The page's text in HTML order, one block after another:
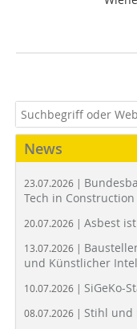
News
23.07.2026 |
Tech in
20.07.2026 | Asbest
13.07.2026 |
und Künstlicher
10.07.2026 | SiGeKo-
08.07.2026 | Stihl und